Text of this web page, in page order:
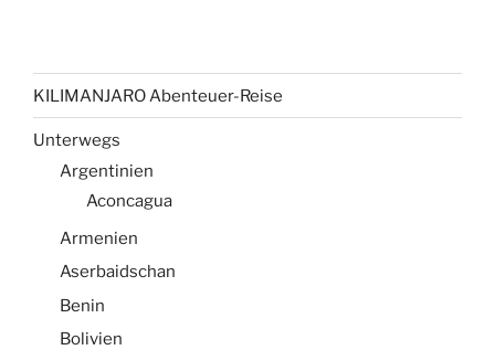
KILIMANJARO Abenteuer-Reise
Unterwegs
Argentinien
Aconcagua
Armenien
Aserbaidschan
Benin
Bolivien